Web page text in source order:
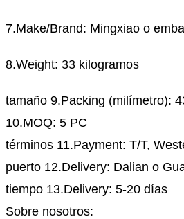
7.Make/Brand: Mingxiao o
8.Weight: 33 kilogramos
tamaño 9.Packing (milímetro):
10.MOQ: 5 PC
términos 11.Payment: T/T,
puerto 12.Delivery: Dalian o
tiempo 13.Delivery: 5-20 días
Sobre nosotros: